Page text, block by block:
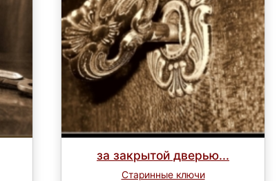
за закрытой дверью...
Старинные ключи